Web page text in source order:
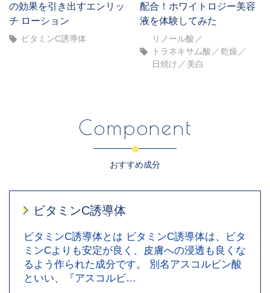
の効果を引き出すエンリッ
チ ローション
ビタミンC誘導体
配合！ホワイトロジー美容
液を体験してみた
リノール酸
トラネキサム酸
乾燥
日焼け
美白
Component
おすすめ成分
ビタミンC誘導体
ビタミンC誘導体とは ビタミンC誘導体は、ビタ
ミンCよりも安定が良く、皮膚への浸透も良くな
るよう作られた成分です。 別名アスコルビン酸
といい、『アスコルビ…